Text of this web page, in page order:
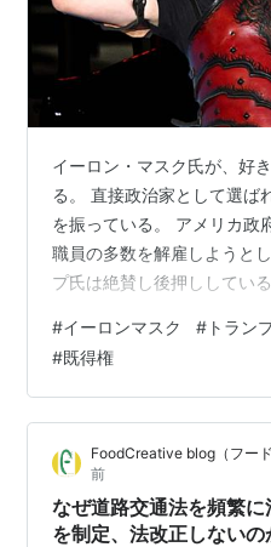
イーロン・マスク氏が、好
る。 直接政治家として選ば
を振っている。 アメリカ政
職員の多数を解雇しようと
プ氏は絶賛し後押ししてい
を唱え危惧している。 選ば
さえ、マスク独走に眉をひ
は、生産性の上がらぬ事務
はない。 看護師・刑務所の
ように、現場の人たちも多
に専念し、何十年も地道に
#イーロンマスク # トラン
#既得権
FoodCreative blog（フー
前
なぜ道路交通法を頻繁
を制定、法改正しない